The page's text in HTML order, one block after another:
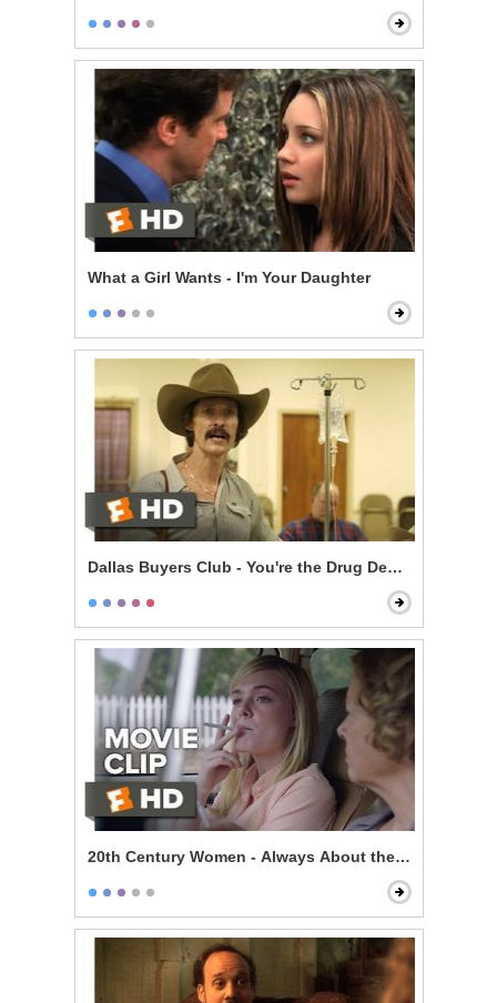
What a Girl Wants - I'm Your Daughter
Dallas Buyers Club - You're the Drug Dealer
20th Century Women - Always About the Mother